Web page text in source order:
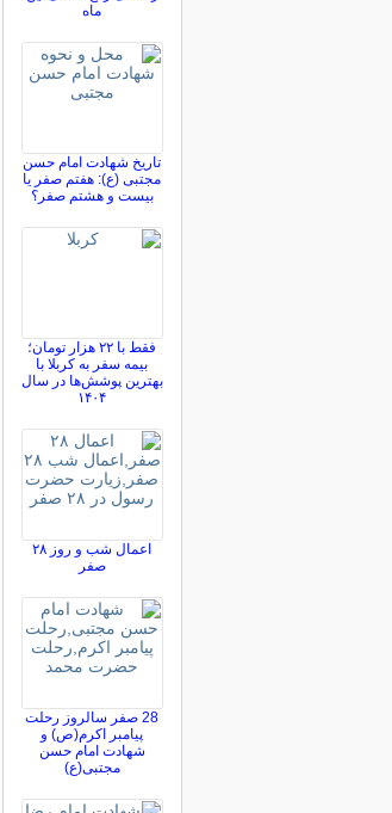
ماه
تاریخ شهادت امام حسن
مجتبی (ع): هفتم صفر یا
بیست و هشتم صفر؟
فقط با ۲۲ هزار تومان؛
بیمه سفر به کربلا با
بهترین پوشش‌ها در سال
۱۴۰۴
اعمال شب و روز ۲۸
صفر
28 صفر سالروز رحلت
پیامبر اکرم(ص) و
شهادت امام حسن
مجتبی(ع)